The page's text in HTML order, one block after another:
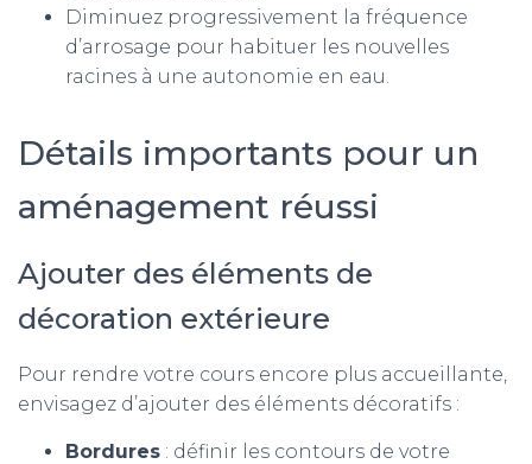
Diminuez progressivement la fréquence
d’arrosage pour habituer les nouvelles
racines à une autonomie en eau.
Détails importants pour un
aménagement réussi
Ajouter des éléments de
décoration extérieure
Pour rendre votre cours encore plus accueillante,
envisagez d’ajouter des éléments décoratifs :
Bordures : définir les contours de votre